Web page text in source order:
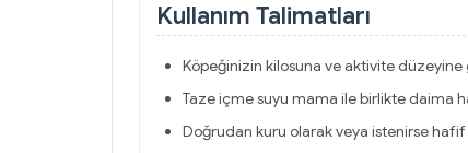
Kullanım Talimatları
Köpeğinizin kilosuna ve aktivite
Taze içme suyu mama ile birlikte daima
Doğrudan kuru olarak veya istenirse